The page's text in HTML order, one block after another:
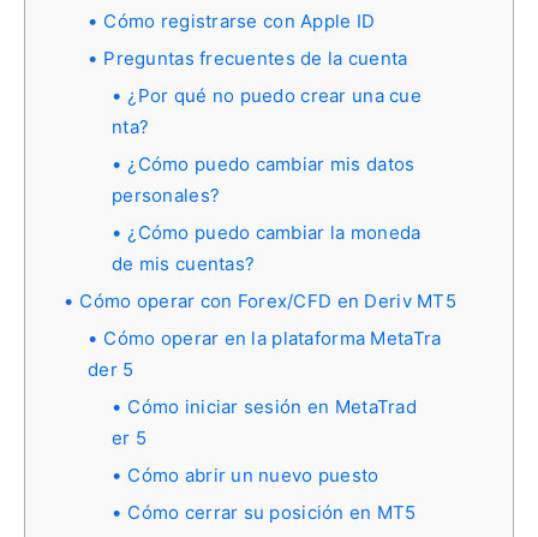
Cómo registrarse con Apple ID
Preguntas frecuentes de la cuenta
¿Por qué no puedo crear una cue
nta?
¿Cómo puedo cambiar mis datos
personales?
¿Cómo puedo cambiar la moneda
de mis cuentas?
Cómo operar con Forex/CFD en Deriv MT5
Cómo operar en la plataforma MetaTra
der 5
Cómo iniciar sesión en MetaTrad
er 5
Cómo abrir un nuevo puesto
Cómo cerrar su posición en MT5